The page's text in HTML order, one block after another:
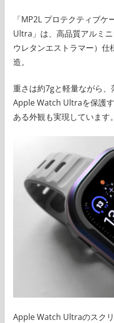
「MP2L プロテクティブ
Ultra」は、高品質アルミ
ウレタンエストラマー）
造。
重さは約7gと軽量ながら
Apple Watch Ultraを保護
ある外観も実現しています。
Apple Watch Ultraのスク